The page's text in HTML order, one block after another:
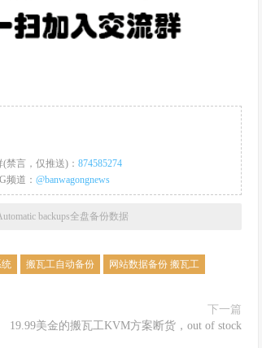
禁言，仅推送)： 874585274
频道： @banwagongnews
backups全盘备份数据
搬瓦工自动备份 网站数据备份 搬瓦工
下一篇
19.99美金的搬瓦工KVM方案断货，out of stock